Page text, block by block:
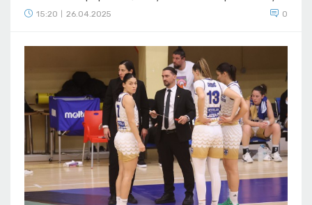
15:20 26.04.2025 0